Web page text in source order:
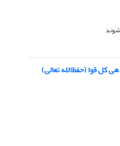
کل قوا (حفظ‌الله تعالی)